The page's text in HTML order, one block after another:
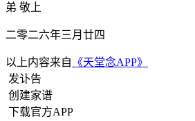
弟 敬上
二零二六年三月廿四
以上内容来自 《天堂念APP》
发讣告
创建家谱
下载官方APP